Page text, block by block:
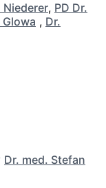
Niederer, PD Dr.
, Dr.
Dr. med. Stefan